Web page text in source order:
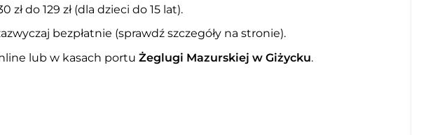
zł do 129 zł (dla dzieci do 15 lat).
bezpłatnie (sprawdź szczegóły na stronie).
lub w kasach portu Żeglugi Mazurskiej w Giżycku.